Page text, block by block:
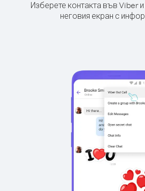
Изберете контакта във Viber
неговия екран с